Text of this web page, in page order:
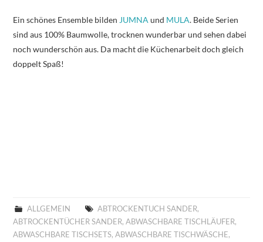
Ein schönes Ensemble bilden JUMNA und MULA. Beide Serien
sind aus 100% Baumwolle, trocknen wunderbar und sehen dabei
noch wunderschön aus. Da macht die Küchenarbeit doch gleich
doppelt Spaß!
ALLGEMEIN ABTROCKENTUCH SANDER,
ABTROCKENTÜCHER SANDER,ABWASCHBARE TISCHLÄUFER,
ABWASCHBARE TISCHSETS,ABWASCHBARE TISCHWÄSCHE,